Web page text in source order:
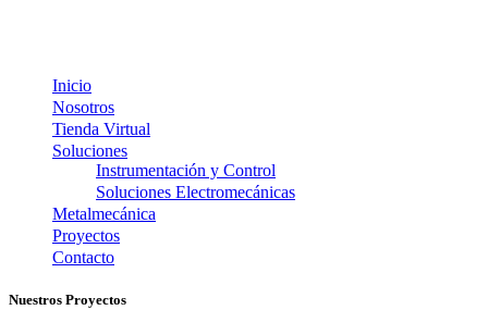
Inicio
Nosotros
Tienda Virtual
Soluciones
Instrumentación y Control
Soluciones Electromecánicas
Metalmecánica
Proyectos
Contacto
Nuestros Proyectos